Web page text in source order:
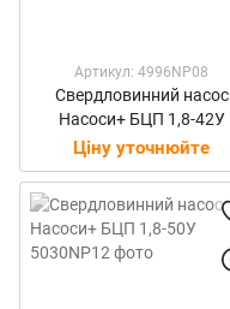
Артикул: 4996NP08
Свердловинний насос
Насоси+ БЦП 1,8-42У
Ціну уточнюйте